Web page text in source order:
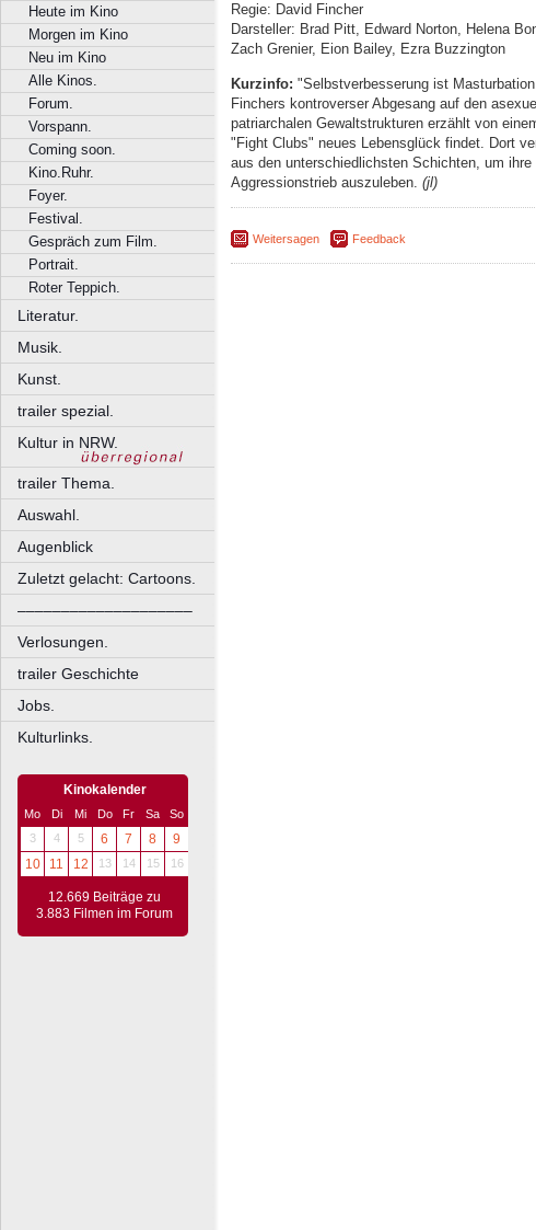
Heute im Kino
Morgen im Kino
Neu im Kino
Alle Kinos.
Forum.
Vorspann.
Coming soon.
Kino.Ruhr.
Foyer.
Festival.
Gespräch zum Film.
Portrait.
Roter Teppich.
Literatur.
Musik.
Kunst.
trailer spezial.
Kultur in NRW.
trailer Thema.
Auswahl.
Augenblick
Zuletzt gelacht: Cartoons.
––––––––––––––––––––
Verlosungen.
trailer Geschichte
Jobs.
Kulturlinks.
Kinokalender
Mo Di Mi Do Fr Sa
So
3
4 5 6 7 8
9
10
11 12 13 14 15 16
12.669 Beiträge zu
3.883 Filmen im Forum
Regie: David Fincher
Darsteller: Brad Pitt, Edward Norton, Helena
Zach Grenier, Eion Bailey, Ezra Buzzington
Kurzinfo: "Selbstverbesserung ist
Finchers kontroverser Abgesang auf den
patriarchalen Gewaltstrukturen erzählt von
"Fight Clubs" neues Lebensglück findet. Dort
aus den unterschiedlichsten Schichten, um
Aggressionstrieb auszuleben. (jl)
Weitersagen Feedback